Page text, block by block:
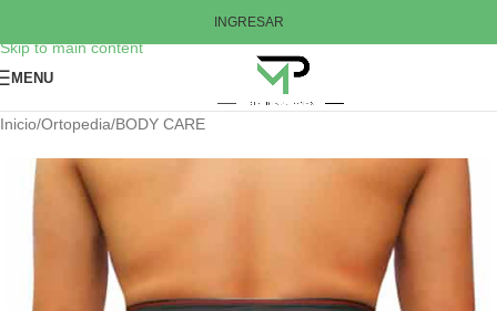
Skip to main content
INGRESAR
MENU
Inicio/Ortopedia/BODY CARE